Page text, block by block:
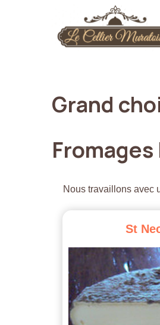
Grand
Fromages
Nous travaillons avec
St